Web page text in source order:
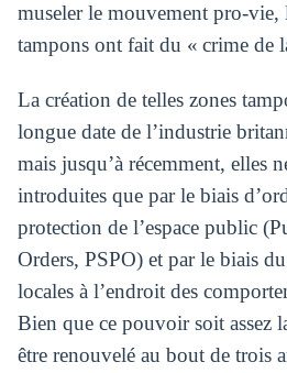
museler le mouvement pro-vie,
tampons ont fait du « crime de
La création de telles zones
longue date de l’industrie
mais jusqu’à récemment, elles
introduites que par le biais
protection de l’espace public
Orders, PSPO) et par le biais
locales à l’endroit des
Bien que ce pouvoir soit assez
être renouvelé au bout de trois